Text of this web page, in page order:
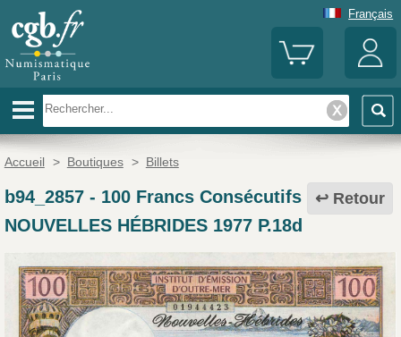
Français
Accueil > Boutiques > Billets
Retour
b94_2857- 100 Francs Consécutifs
NOUVELLES HÉBRIDES 1977 P.18d